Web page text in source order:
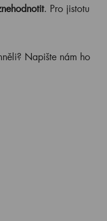
. Pro jistotu
Napište nám ho